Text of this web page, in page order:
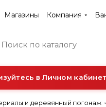
Магазины Компания
в Личном
и деревянный погонаж